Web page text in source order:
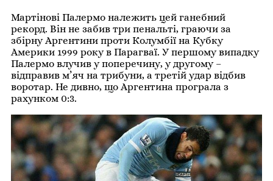
Мартінові Палермо належить цей ганебний
рекорд. Він не забив три пенальті, граючи за
збірну Аргентини проти Колумбії на Кубку
Америки 1999 року в Парагваї. У першому випадку
Палермо влучив у поперечину, у другому –
відправив м’яч на трибуни, а третій удар відбив
воротар. Не дивно, що Аргентина програла з
рахунком 0:3.